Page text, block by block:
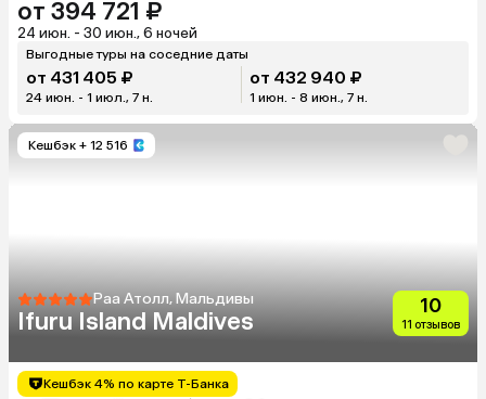
от 394 721 ₽
24 июн. - 30 июн., 6 ночей
Выгодные туры на соседние даты
от 431 405 ₽
24 июн. - 1 июл., 7 н.
от 432 940 ₽
1 июн. - 8 июн., 7 н.
Кешбэк + 12 516
Раа Атолл, Мальдивы
Ifuru Island Maldives
10
11 отзывов
Кешбэк 4% по карте Т-Банка